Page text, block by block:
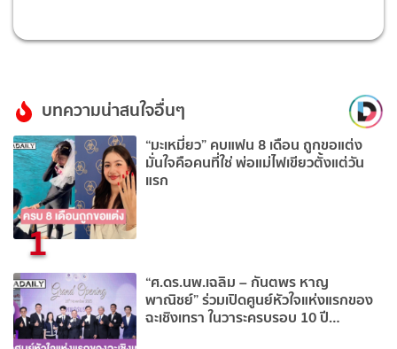
บทความน่าสนใจอื่นๆ
1
“มะเหมี่ยว” คบแฟน 8 เดือน ถูกขอแต่ง
มั่นใจคือคนที่ใช่ พ่อแม่ไฟเขียวตั้งแต่วัน
แรก
“ศ.ดร.นพ.เฉลิม – กันตพร หาญ
พาณิชย์” ร่วมเปิดศูนย์หัวใจแห่งแรกของ
ฉะเชิงเทรา ในวาระครบรอบ 10 ปี